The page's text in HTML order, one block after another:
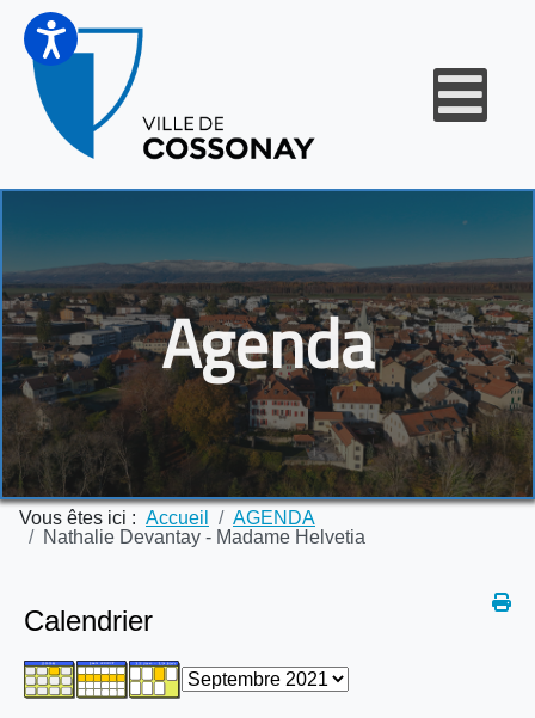
Agenda
Vous êtes ici : Accueil
AGENDA
Nathalie Devantay - Madame Helvetia
Calendrier